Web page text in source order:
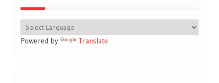
Powered by Translate